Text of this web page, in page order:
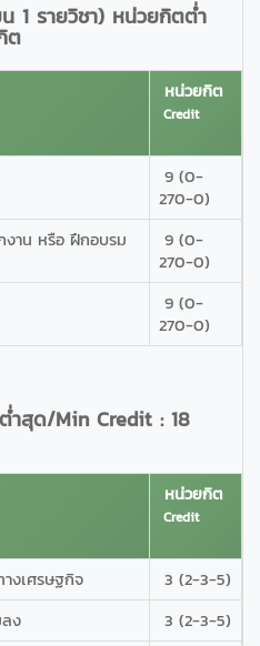
1 รายวิชา) หน่วยกิตต่ำ
ต
หน่วยกิต
Credit
9 (0-
270-0)
าน หรือ ฝึกอบรม
9 (0-
270-0)
9 (0-
270-0)
ำสุด/Min Credit : 18
หน่วยกิต
Credit
งเศรษฐกิจ
3 (2-3-5)
ง
3 (2-3-5)